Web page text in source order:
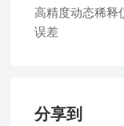
高精度动态稀释
误差
分享到